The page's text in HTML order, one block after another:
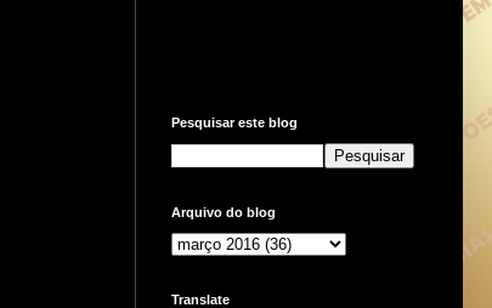
Pesquisar este blog
Arquivo do blog
Translate